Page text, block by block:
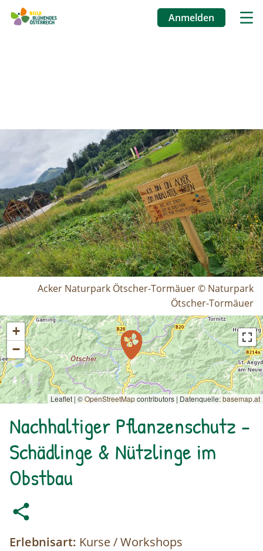
Anmelden
Acker Naturpark Ötscher-Tormäuer © Naturpark
Ötscher-Tormäuer
+
−
Leaflet | ©OpenStreetMapcontributors | Datenquelle:basemap.at
Nachhaltiger Pflanzenschutz -
Schädlinge & Nützlinge im
Obstbau
Erlebnisart: Kurse / Workshops